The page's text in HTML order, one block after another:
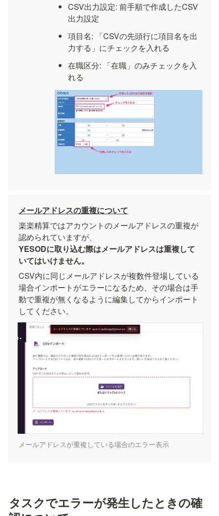
CSV出力設定: 前手順で作成したCSV
出力設定
項目名: 「CSVの先頭行に項目名を出
力する」にチェックを入れる
在職区分: 「在職」のみチェックを入
れる
メールアドレスの重複について
楽楽精算ではアカウントのメールアドレスの重複が
YESODに取り込む際はメールアドレスは重複して
いてはいけません。
CSV内に同じメールアドレスが複数件登場している
場合インポートがエラーになるため、その場合は手
動で重複が無くなるように編集してからインポート
してください。
メールアドレスが重複している場合のエラー表示
タスクでエラーが発生したときの確